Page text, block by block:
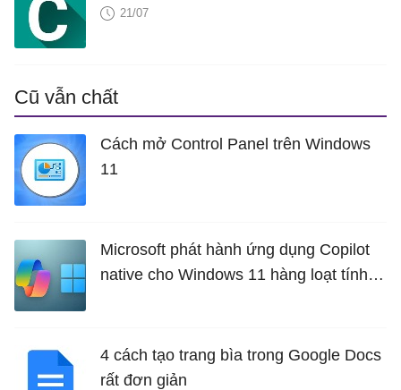
21/07
Cũ vẫn chất
Cách mở Control Panel trên Windows
11
Microsoft phát hành ứng dụng Copilot
native cho Windows 11 hàng loạt tính
4 cách tạo trang bìa trong Google Docs
rất đơn giản